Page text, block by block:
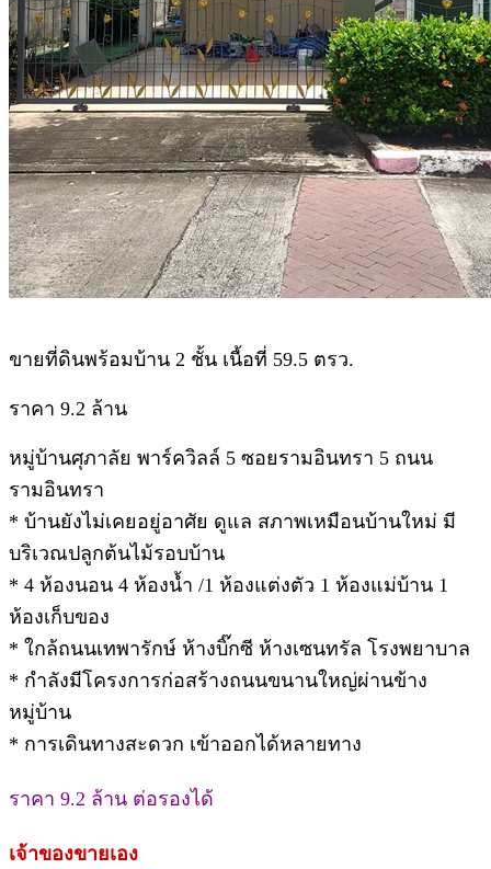
ขายที่ดินพร้อมบ้าน 2 ชั้น เนื้อที่ 59.5 ตรว.
ราคา 9.2 ล้าน
หมู่บ้านศุภาลัย พาร์ควิลล์ 5 ซอยรามอินทรา 5 ถนน
รามอินทรา
* บ้านยังไม่เคยอยู่อาศัย ดูแล สภาพเหมือนบ้านใหม่ มี
บริเวณปลูกต้นไม้รอบบ้าน
* 4 ห้องนอน 4 ห้องน้ำ /1 ห้องแต่งตัว 1 ห้องแม่บ้าน 1
ห้องเก็บของ
* ใกล้ถนนเทพารักษ์ ห้างบิ๊กซี ห้างเซนทรัล โรงพยาบาล
* กำลังมีโครงการก่อสร้างถนนขนานใหญ่ผ่านข้าง
หมู่บ้าน
* การเดินทางสะดวก เข้าออกได้หลายทาง
ราคา 9.2 ล้าน ต่อรองได้
เจ้าของขายเอง